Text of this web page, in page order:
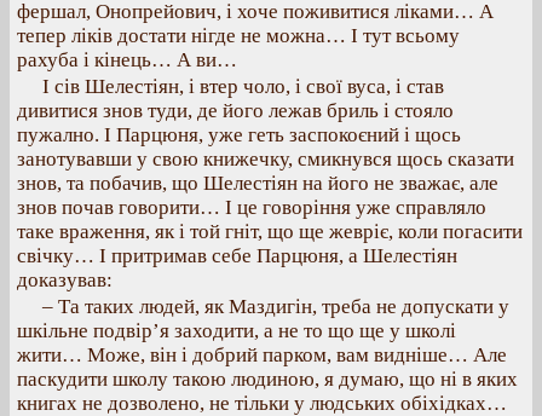
фершал, Онопрейович, і хоче поживитися ліками… А
тепер ліків достати нігде не можна… І тут всьому
рахуба і кінець… А ви…
І сів Шелестіян, і втер чоло, і свої вуса, і став
дивитися знов туди, де його лежав бриль і стояло
пужално. І Парцюня, уже геть заспокоєний і щось
занотувавши у свою книжечку, смикнувся щось сказати
знов, та побачив, що Шелестіян на його не зважає, але
знов почав говорити… І це говоріння уже справляло
таке враження, як і той гніт, що ще жевріє, коли погасити
свічку… І притримав себе Парцюня, а Шелестіян
доказував:
– Та таких людей, як Маздигін, треба не допускати у
шкільне подвір’я заходити, а не то що ще у школі
жити… Може, він і добрий парком, вам видніше… Але
паскудити школу такою людиною, я думаю, що ні в яких
книгах не дозволено, не тільки у людських обіхідках…